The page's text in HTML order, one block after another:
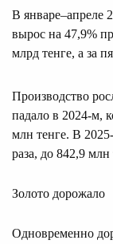
В январе–апреле
вырос на 47,9%
млрд тенге, а за
Производство
падало в 2024-м,
млн тенге. В
раза, до 842,9 млн
Золото дорожало
Одновременно